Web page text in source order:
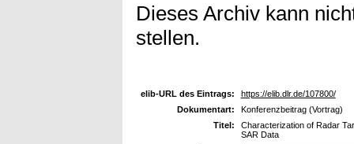
Dieses Archiv kann
stellen.
elib-URL des Eintrags:
https://elib.dlr.de/107800/
Dokumentart:
Konferenzbeitrag (Vortrag)
Titel:
Characterization of Radar
SAR Data